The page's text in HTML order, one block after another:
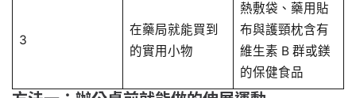
3
在藥局就能買到
的實用小物
熱敷袋、藥用貼
布與護頸枕含有
維生素 B 群或鎂
的保健食品